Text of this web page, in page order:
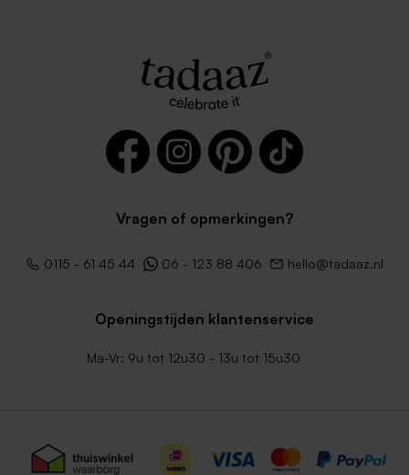
Vragen of opmerkingen?
0115 - 61 45 44 06 - 123 88 406 hello@tadaaz.nl
Openingstijden klantenservice
Ma-Vr: 9u tot 12u30 - 13u tot 15u30